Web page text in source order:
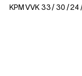
KPM VVK 33 / 30 / 24